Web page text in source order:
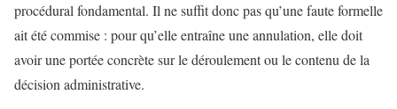
procédural fondamental. Il ne suffit donc pas qu’une faute formelle
ait été commise : pour qu’elle entraîne une annulation, elle doit
avoir une portée concrète sur le déroulement ou le contenu de la
décision administrative.